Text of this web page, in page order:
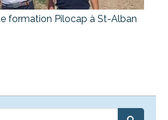
formation Pilocap à St-Alban